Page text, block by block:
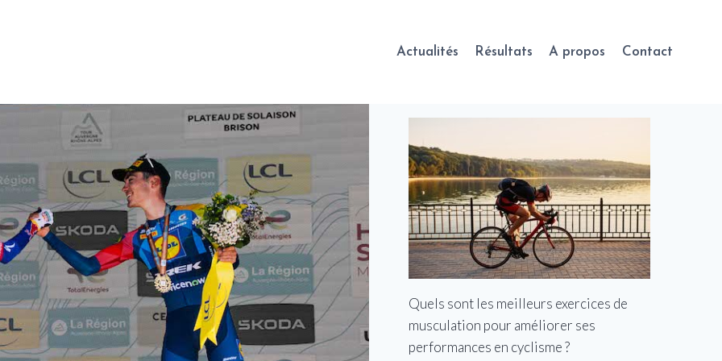
Actualités Résultats A propos Contact
Quels sont les meilleurs exercices de
musculation pour améliorer ses
performances en cyclisme ?